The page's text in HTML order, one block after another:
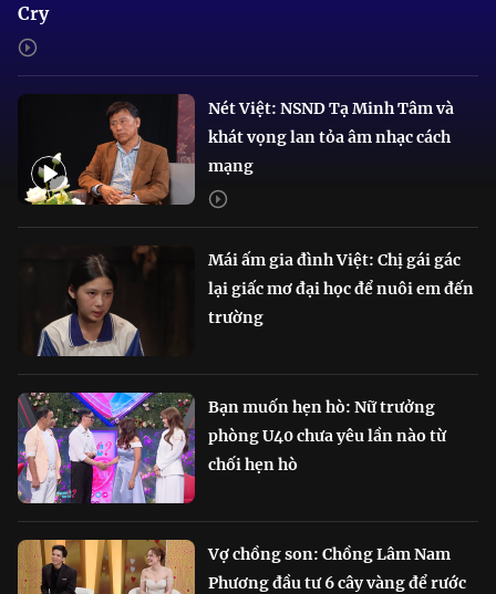
Cry
Nét Việt: NSND Tạ Minh Tâm và
khát vọng lan tỏa âm nhạc cách
mạng
Mái ấm gia đình Việt: Chị gái gác
lại giấc mơ đại học để nuôi em đến
trường
Bạn muốn hẹn hò: Nữ trưởng
phòng U40 chưa yêu lần nào từ
chối hẹn hò
Vợ chồng son: Chồng Lâm Nam
Phương đầu tư 6 cây vàng để rước